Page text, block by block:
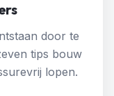
door te
tips bouw
lopen.